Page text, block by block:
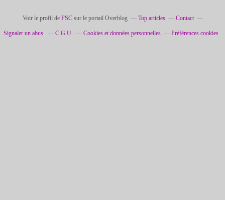
Voir le profil de FSCsur le portail Overblog Top articles Contact
Signaler un abus C.G.U. Cookies et données personnelles Préférences cookies